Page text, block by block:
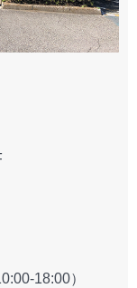
18:00）